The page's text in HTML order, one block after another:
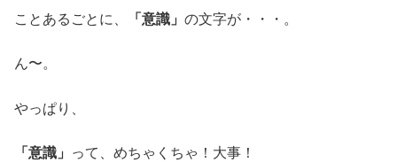
ことあるごとに、 「意識」 の文字が・・・。
ん〜。
やっぱり、
「意識」 って、めちゃくちゃ！大事！